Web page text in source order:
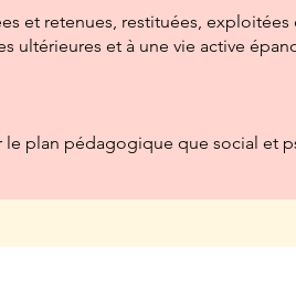
et retenues, restituées,
ultérieures et à une vie active
le plan pédagogique que social et